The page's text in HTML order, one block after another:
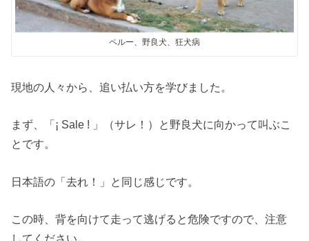
ペルー、野良犬、狂犬病
現地の人々から、追い払い方を学びました。
まず、「¡ Sale ! 」（サレ！）と野良犬に向かって叫ぶこ
とです。
日本語の「去れ！」と同じ感じです。
この時、背を向けて走って逃げると危険ですので、注意
してください。